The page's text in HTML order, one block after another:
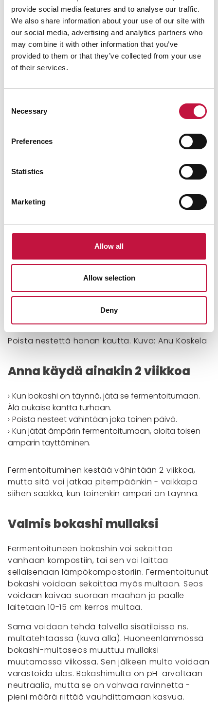
provide social media features and to analyse our traffic.
We also share information about your use of our site with
our social media, advertising and analytics partners who
may combine it with other information that you’ve
provided to them or that they’ve collected from your use
of their services.
Selection
Necessary
Preferences
Statistics
Marketing
Allow all
Allow selection
Deny
Bokashiin voi laittaa hiilihydraattipitoista biojätettä
kuten vihannesten ja hedelmien kuoria sekä
viljatuotteita. Biojätteeksi jäänyttä lihaa tai
maitotuotteita voi laittaa mukaan pieninä erinä.
Kahvinporot eivät fermentoidu kunnolla, mutta ne voi
kuitenkin laittaa bokashiin. Selluloosa ei fermentoidu,
litra biojätettä ja ruokalusikallinen rouhetta.
Laita kansi tiiviisti kiinni ja tarkista, että hana on kiinni.
Poista nestettä hanan kautta.
Poista nestettä hanan kautta. Kuva: Anu Koskela
Anna käydä ainakin 2 viikkoa
Kun bokashi on täynnä, jätä se fermentoitumaan.
Älä aukaise kantta turhaan.
Poista nesteet vähintään joka toinen päivä.
Kun jätät ämpärin fermentoitumaan, aloita toisen
ämpärin täyttäminen.
Fermentoituminen kestää vähintään 2 viikkoa,
mutta sitä voi jatkaa pitempäänkin - vaikkapa
siihen saakka, kun toinenkin ämpäri on täynnä.
Valmis bokashi mullaksi
Fermentoituneen bokashin voi sekoittaa
vanhaan kompostiin, tai sen voi laittaa
sellaisenaan lämpökompostoriin. Fermentoitunut
bokashi voidaan sekoittaa myös multaan. Seos
voidaan kaivaa suoraan maahan ja päälle
laitetaan 10-15 cm kerros multaa.
Sama voidaan tehdä talvella sisätiloissa ns.
multatehtaassa (kuva alla). Huoneenlämmössä
bokashi-multaseos muuttuu mullaksi
muutamassa viikossa. Sen jälkeen multa voidaan
varastoida ulos. Bokashimulta on pH-arvoltaan
neutraalia, mutta se on vahvaa ravinnetta -
pieni määrä riittää vauhdittamaan kasvua.